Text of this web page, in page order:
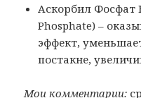
Аскорбил Фосфат
Phosphate) –
эффект,
постакне,
Мои комментарии: